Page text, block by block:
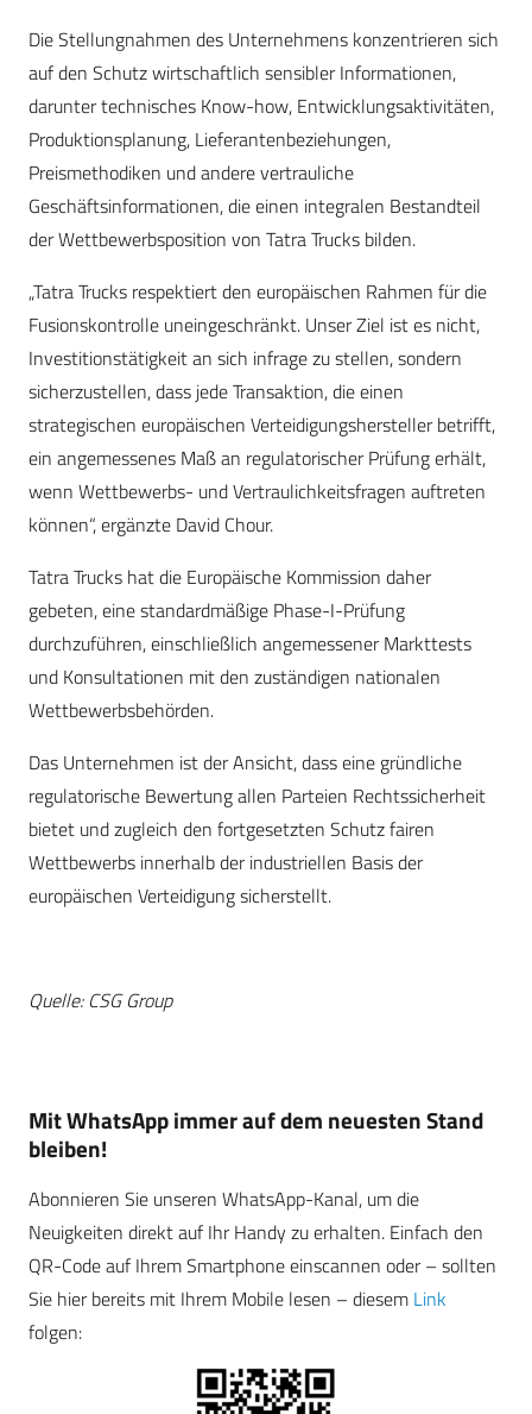
Die Stellungnahmen des Unternehmens konzentrieren sich
auf den Schutz wirtschaftlich sensibler Informationen,
darunter technisches Know-how, Entwicklungsaktivitäten,
Produktionsplanung, Lieferantenbeziehungen,
Preismethodiken und andere vertrauliche
Geschäftsinformationen, die einen integralen Bestandteil
der Wettbewerbsposition von Tatra Trucks bilden.
„Tatra Trucks respektiert den europäischen Rahmen für die
Fusionskontrolle uneingeschränkt. Unser Ziel ist es nicht,
Investitionstätigkeit an sich infrage zu stellen, sondern
sicherzustellen, dass jede Transaktion, die einen
strategischen europäischen Verteidigungshersteller betrifft,
ein angemessenes Maß an regulatorischer Prüfung erhält,
wenn Wettbewerbs- und Vertraulichkeitsfragen auftreten
können“, ergänzte David Chour.
Tatra Trucks hat die Europäische Kommission daher
gebeten, eine standardmäßige Phase-I-Prüfung
durchzuführen, einschließlich angemessener Markttests
und Konsultationen mit den zuständigen nationalen
Wettbewerbsbehörden.
Das Unternehmen ist der Ansicht, dass eine gründliche
regulatorische Bewertung allen Parteien Rechtssicherheit
bietet und zugleich den fortgesetzten Schutz fairen
Wettbewerbs innerhalb der industriellen Basis der
europäischen Verteidigung sicherstellt.
Quelle: CSG Group
Mit WhatsApp immer auf dem neuesten Stand
bleiben!
Abonnieren Sie unseren WhatsApp-Kanal, um die
Neuigkeiten direkt auf Ihr Handy zu erhalten. Einfach den
QR-Code auf Ihrem Smartphone einscannen oder – sollten
Sie hier bereits mit Ihrem Mobile lesen – diesem Link
folgen: